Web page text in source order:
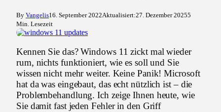
By Vangelis16. September 2022Aktualisiert:27. Dezember 20255
Min. Lesezeit
Kennen Sie das? Windows 11 zickt mal wieder
rum, nichts funktioniert, wie es soll und Sie
wissen nicht mehr weiter. Keine Panik! Microsoft
hat da was eingebaut, das echt nützlich ist – die
Problembehandlung. Ich zeige Ihnen heute, wie
Sie damit fast jeden Fehler in den Griff